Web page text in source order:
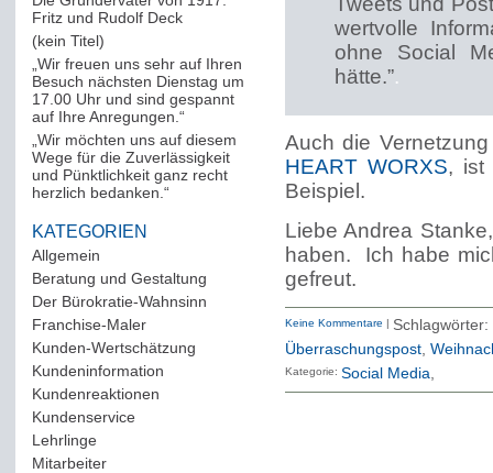
Fritz und Rudolf Deck
(kein Titel)
„Wir freuen uns sehr auf Ihren
Besuch nächsten Dienstag um
17.00 Uhr und sind gespannt
auf Ihre Anregungen.“
„Wir möchten uns auf diesem
Wege für die Zuverlässigkeit
und Pünktlichkeit ganz recht
herzlich bedanken.“
KATEGORIEN
Allgemein
Beratung und Gestaltung
Der Bürokratie-Wahnsinn
Franchise-Maler(42)
Kunden-Wertschätzung
Kundeninformation
Kundenreaktionen
Kundenservice(178)
Lehrlinge(54)
Mitarbeiter(163)
wertvolle
ohne Social
hätte.”.
Auch die
HEART WORXS, ist
Beispiel.
Liebe Andrea
haben. Ich habe
gefreut.
Keine Kommentare |
Überraschungspost,
Kategorie: Social Media